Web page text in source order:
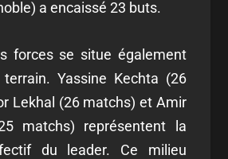
a encaissé 23 buts.
forces se situe également
Yassine Kechta (26
Lekhal (26 matchs) et Amir
matchs) représentent la
du leader. Ce milieu